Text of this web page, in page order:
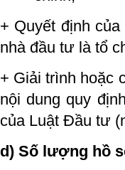
+ Quyết định
nhà đầu tư là tổ
+ Giải trình hoặc
nội dung quy
của Luật Đầu tư
d) Số lượng hồ